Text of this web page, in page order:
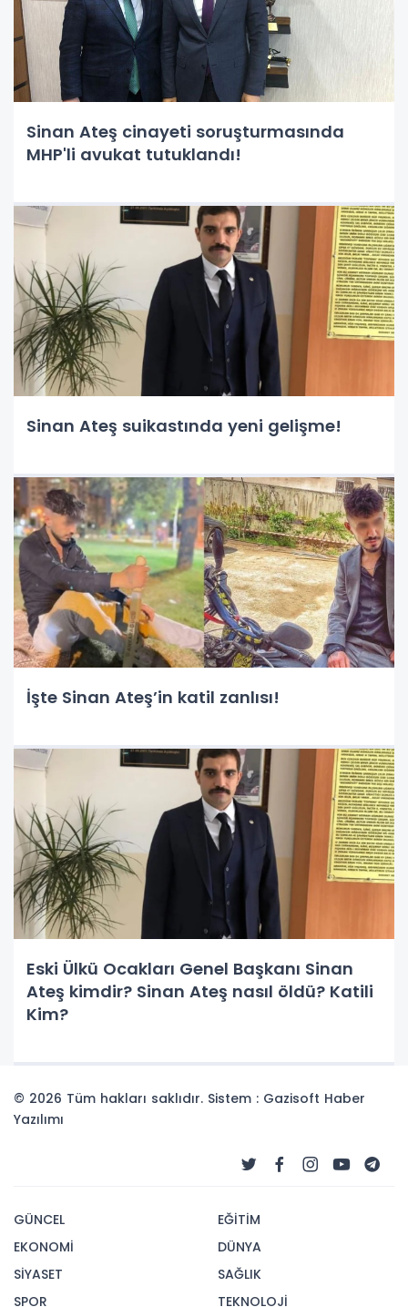
Sinan Ateş cinayeti soruşturmasında
MHP'li avukat tutuklandı!
Sinan Ateş suikastında yeni gelişme!
İşte Sinan Ateş’in katil zanlısı!
Eski Ülkü Ocakları Genel Başkanı Sinan
Ateş kimdir? Sinan Ateş nasıl öldü? Katili
Kim?
© 2026 Tüm hakları saklıdır. Sistem : Gazisoft Haber
Yazılımı
GÜNCEL
EKONOMİ
SİYASET
SPOR
EĞİTİM
DÜNYA
SAĞLIK
TEKNOLOJİ